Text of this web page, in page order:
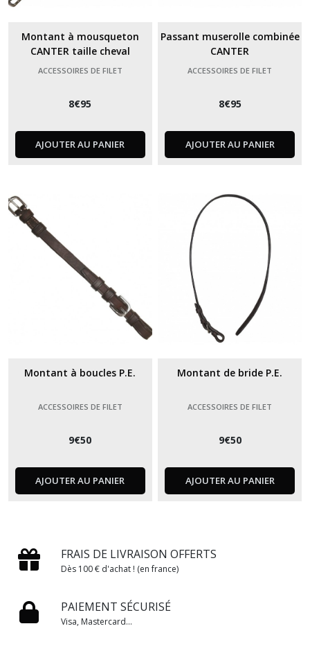
Montant à mousqueton
CANTER taille cheval
ACCESSOIRES DE FILET
8€95
AJOUTER AU PANIER
Passant muserolle combinée
CANTER
ACCESSOIRES DE FILET
8€95
AJOUTER AU PANIER
Montant à boucles P.E.
ACCESSOIRES DE FILET
9€50
AJOUTER AU PANIER
Montant de bride P.E.
ACCESSOIRES DE FILET
9€50
AJOUTER AU PANIER
FRAIS DE LIVRAISON OFFERTS
Dès 100 € d'achat ! (en france)
PAIEMENT SÉCURISÉ
Visa, Mastercard...